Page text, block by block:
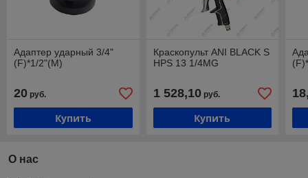
Адаптер ударный 3/4"
(F)*1/2"(M)
20 руб.
Купить
Краскопульт ANI BLACK S
HPS 13 1/4MG
1 528,10руб.
Купить
О нас